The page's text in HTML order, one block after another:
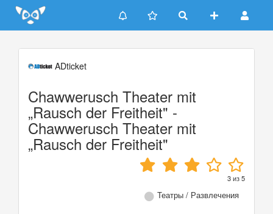
Update cookies preferences
ADticket
Chawwerusch Theater mit
„Rausch der Freitheit" -
Chawwerusch Theater mit
„Rausch der Freitheit"
3из5
Театры / Развлечения